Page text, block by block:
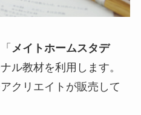
メイトホームスタデ
ル教材を利用します。
クリエイトが販売して